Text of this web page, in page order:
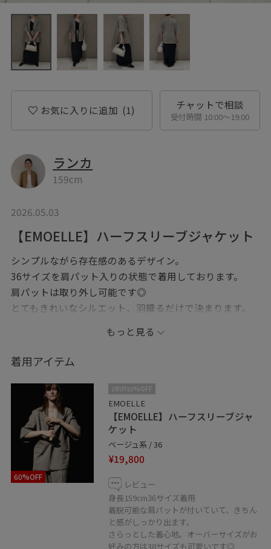
お気に入りに追加 (1) チャットで相談
受付時間 10:00〜19:00
ランカ
159cm
2026.05.03
【EMOELLE】ハーフスリーブジャケット
シンプルながら存在感のあるデザイン。
36サイズを肩パット入りの状態で着用しております。
肩パットは取り外し可能です◎
とてもきれいなシルエット、羽織るだけで決まります。
▼パーソナルカラー イエベ秋
▼骨格 ウェーブ
●記載のないものにつきましては私物となります。
－－－－－－－－－－－－－－－－－－－－－
【information】
▷お気に入りの投稿やスタッフを♡ボタンからお気に入
りに追加していただくと、
【お気に入り】タブから、投稿をご覧いただきやすくな
りますのでぜひお試しくださいませ◎
もっと見る
着用アイテム
60%OFF
2BUY10%OFF
EMOELLE
【EMOELLE】ハーフスリーブジャ
ケット
ベージュ系 / 36
¥19,800
レビュー
身長159cm36サイズ着用
着脱可能な肩パットが付いていて、きちん
と感がしっかり出ます。
さらっとした着心地。オーバーサイズがお
好みの方は38サイズも可愛いです◎